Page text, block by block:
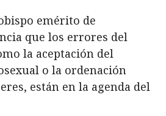
emérito de
que los errores del
la aceptación del
o la ordenación
están en la agenda del